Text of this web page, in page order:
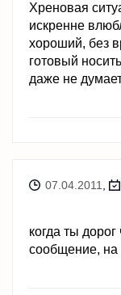
Хреновая
искренне
хороший, без
готовый
даже не
07.04.2011
когда ты дорог
сообщение, на